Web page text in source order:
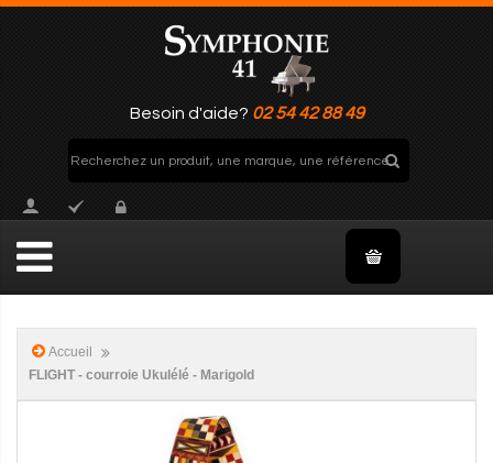
Besoin d'aide? 02 54 42 88 49
Accueil
FLIGHT - courroie Ukulélé - Marigold